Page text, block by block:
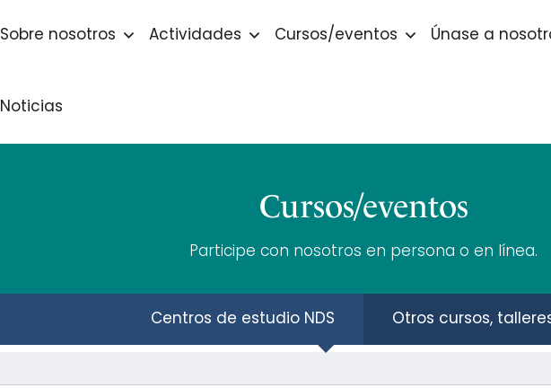
Sobre nosotros Actividades Cursos/eventos Únase a
Noticias
Cursos/eventos
Participe con nosotros en persona o en línea.
Centros de estudio NDS Otros cursos,